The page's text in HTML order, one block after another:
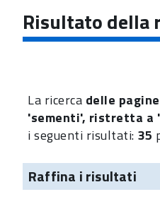
navigazione
Risultato della
La ricerca delle
'sementi', ristretta a
i seguenti risultati: 35
Raffina i risultati